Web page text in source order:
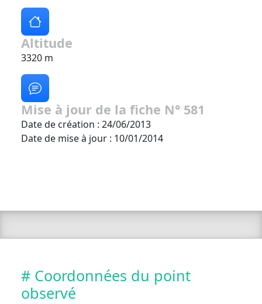
Altitude
3320 m
Mise à jour de la fiche N° 581
Date de création : 24/06/2013
Date de mise à jour : 10/01/2014
# Coordonnées du point
observé